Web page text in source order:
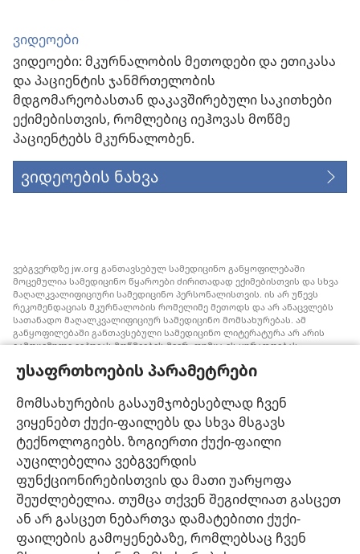
უსაფრთხოების პარამეტრები
მომსახურების გასაუმჯობესებლად ჩვენ
ვიყენებთ ქუქი-ფაილებს და სხვა მსგავს
ტექნოლოგიებს. ზოგიერთი ქუქი-ფაილი
აუცილებელია ვებგვერდის
ფუნქციონირებისთვის და მათი უარყოფა
შეუძლებელია. თუმცა თქვენ შეგიძლიათ გასცეთ
ან არ გასცეთ ნებართვა დამატებითი ქუქი-
ფაილების გამოყენებაზე, რომლებსაც ჩვენ
ვიდეოები
ვიდეოები: მკურნალობის მეთოდები და ეთიკასა
და პაციენტის ჯანმრთელობის
მდგომარეობასთან დაკავშირებული საკითხები
ექიმებისთვის, რომლებიც იეჰოვას მოწმე
პაციენტებს მკურნალობენ.
ვიდეოების ნახვა
ვებგვერდზე jw.org განთავსებულ სამედიცინო განყოფილებაში
მოცემულია სამედიცინო წყაროები ძირითადად ექიმებისთვის და სხვა
მაღალკვალიფიციური სამედიცინო პერსონალისთვის. ის არ უწევს
რეკომენდაციას მკურნალობის რომელიმე მეთოდს და არ ანაცვლებს
სათანადო მაღალკვალიფიციურ სამედიცინო მომსახურებას. ამ
განყოფილებაში განთავსებული სამედიცინო ლიტერატურა არ არის
გამოცემული იეჰოვას მოწმეების მიერ, თუმცა ის ყურადღებას
რომელიც შესაძლოა ყურადსაღები იყოს. თითოეული მედიკოსი
ვალდებულია, ინფორმირებული იყოს მედიცინაში არსებული
მიღწევების თაობაზე, რათა მკურნალობის ის მეთოდი შესთავაზოს
პაციენტს, რომელიც მისი ჯანმრთელობის მდგომარეობას საუკეთესოდ
შეესაბამება და არ ეწინააღმდეგება პაციენტის სურვილს,
ფასეულობებსა და მრწამსს. აქ მოცემული მკურნალობის მეთოდები
გამოიყენება ინდივიდუალურად, პაციენტის საჭიროებების
გათვალისწინებით.
პაციენტებისთვის: ყოველთვის მიმართეთ თქვენს ექიმს ან სხვა
მაღალკვალიფიციურ სამედიცინო პერსონალს, როდესაც
ჯანმრთელობის პრობლემები გექმნებათ ან საჭიროებთ მკურნალობას.
მიმართეთ ექიმს, თუ ფიქრობთ, რომ რაღაც გაწუხებთ.
ვებგვერდით სარგებლობა შესაძლებელიადადგენილი წესების